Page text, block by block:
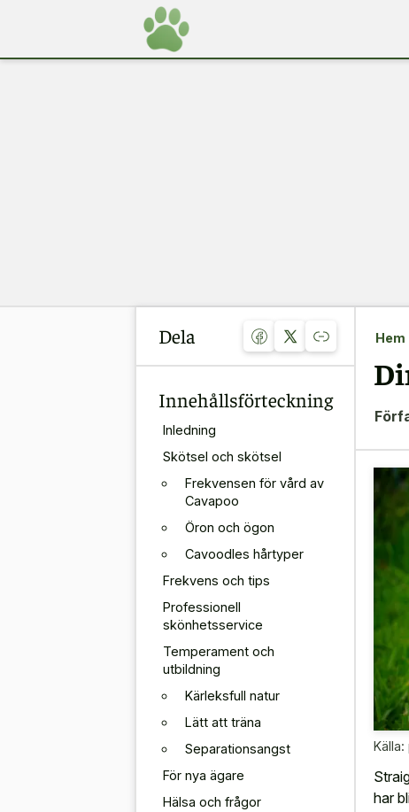
Dela
Innehållsförteckning
Inledning
Skötsel och skötsel
Frekvensen för vård av
Cavapoo
Öron och ögon
Cavoodles hårtyper
Frekvens och tips
Professionell
skönhetsservice
Temperament och
utbildning
Kärleksfull natur
Lätt att träna
Separationsangst
För nya ägare
Hälsa och frågor
Hem
Källa:
har